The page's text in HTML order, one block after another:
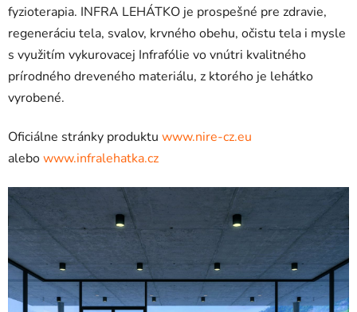
fyzioterapia. INFRA LEHÁTKO je prospešné pre zdravie,
regeneráciu tela, svalov, krvného obehu, očistu tela i mysle
s využitím vykurovacej Infrafólie vo vnútri kvalitného
prírodného dreveného materiálu, z ktorého je lehátko
vyrobené.
Oficiálne stránky produktu www.nire-cz.eu
alebowww.infralehatka.cz